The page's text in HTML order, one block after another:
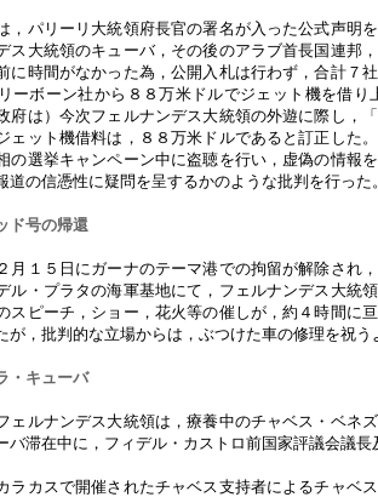
パリーリ大統領府長官の署名が入った公式声明
ス大統領のキューバ，その後のアラブ首長国連邦
に時間がなかった為，公開入札は行わず，合計７
ーボーン社から８８万米ドルでジェット機を借
府は）今次フェルナンデス大統領の外遊に際し，
ェット機借料は，８８万米ドルであると訂正した
の選挙キャンペーン中に盗聴を行い，虚偽の情報
道の信憑性に疑問を呈するかのような批判を行った
ド号の帰還
１５日にガーナのテーマ港での拘留が解除され
ル・プラタの海軍基地にて，フェルナンデス大統
スピーチ，ショー，花火等の催しが，約４時間に
が，批判的な立場からは，ぶつけた車の修理を祝
・キューバ
ェルナンデス大統領は，療養中のチャベス・ベ
バ滞在中に，フィデル・カストロ前国家評議会議
ラカスで開催されたチャベス支持者によるチャ